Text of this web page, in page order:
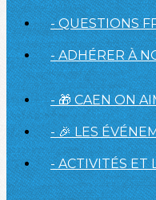
- QUESTIONS
- ADHÉRER À
- 🎁 CAEN ON
- 🎉 LES
- ACTIVITÉS ET